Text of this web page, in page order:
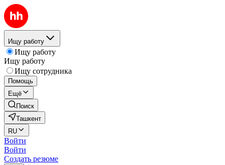
Ищу работу
Ищу работу
Ищу работу
Ищу сотрудника
Помощь
Ещё
Поиск
Ташкент
RU
Войти
Войти
Создать резюме